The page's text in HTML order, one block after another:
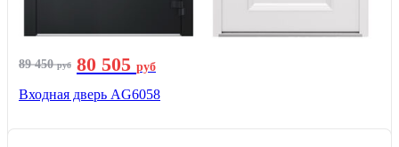
89 450руб 80 505 руб
Входная дверь AG6058